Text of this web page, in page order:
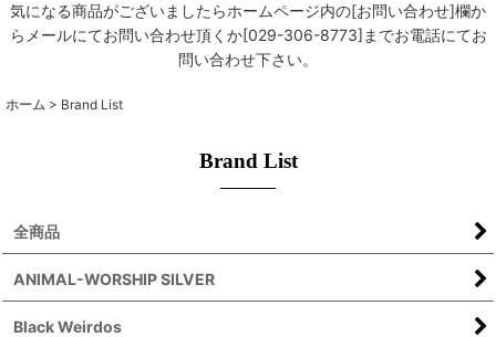
気になる商品がございましたらホームページ内の[お問い合わせ]欄か
らメールにてお問い合わせ頂くか[029-306-8773]までお電話にてお
問い合わせ下さい。
ホーム > Brand List
Brand List
全商品
ANIMAL-WORSHIP SILVER
Black Weirdos